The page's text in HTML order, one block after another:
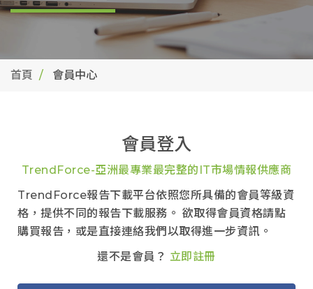
首頁 會員中心
會員登入
TrendForce-亞洲最專業最完整的IT市場情報供應商
TrendForce報告下載平台依照您所具備的會員等級資
格，提供不同的報告下載服務。 欲取得會員資格請點
購買報告，或是直接連絡我們以取得進一步資訊。
還不是會員？ 立即註冊